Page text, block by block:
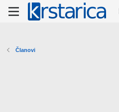
Članovi